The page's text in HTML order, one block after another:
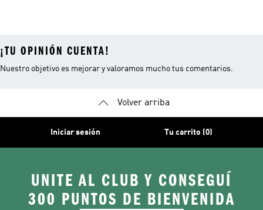
¡TU OPINIÓN CUENTA!
Nuestro objetivo es mejorar y valoramos mucho tus comentarios.
Volver arriba
Iniciar sesión Tu carrito (0)
UNITE AL CLUB Y CONSEGUÍ
300 PUNTOS DE BIENVENIDA